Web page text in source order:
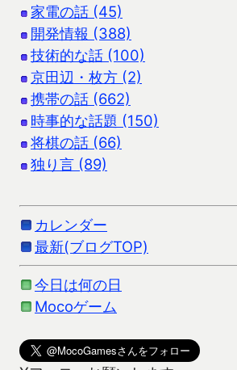
家電の話 (45)
開発情報 (388)
技術的な話 (100)
京田辺・枚方 (2)
携帯の話 (662)
時事的な話題 (150)
将棋の話 (66)
独り言 (89)
カレンダー
最新(ブログTOP)
今日は何の日
Mocoゲーム